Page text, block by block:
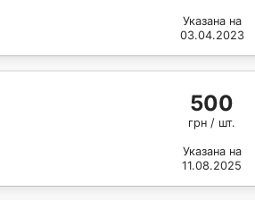
Указана на
03.04.2023
500
грн / шт.
Указана на
11.08.2025